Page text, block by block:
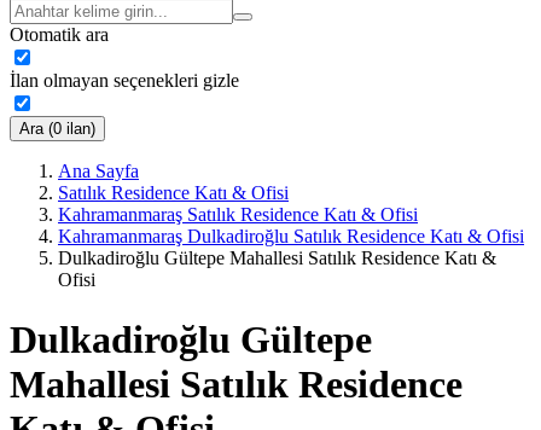
Otomatik ara
İlan olmayan seçenekleri gizle
Ara (0 ilan)
Ana Sayfa
Satılık Residence Katı & Ofisi
Kahramanmaraş Satılık Residence Katı & Ofisi
Kahramanmaraş Dulkadiroğlu Satılık Residence Katı & Ofisi
Dulkadiroğlu Gültepe Mahallesi Satılık Residence Katı &
Ofisi
Dulkadiroğlu Gültepe
Mahallesi Satılık Residence